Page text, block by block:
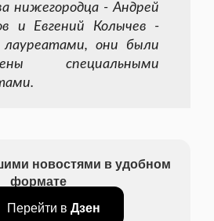
нижегородца - Андрей
и Евгений Колычев -
они были
специальными
новостями в удобном
формате
Перейти в Дзен